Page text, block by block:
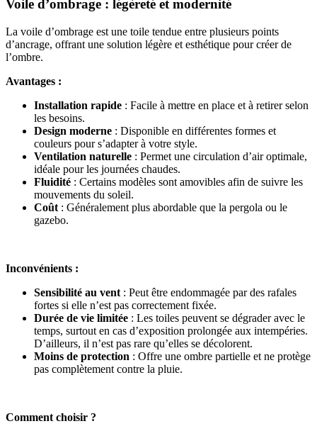
Voile d’ombrage : légèreté et modernité
La voile d’ombrage est une toile tendue entre plusieurs points
d’ancrage, offrant une solution légère et esthétique pour créer de
l’ombre.
Avantages :
Installation rapide : Facile à mettre en place et à retirer selon
les besoins.
Design moderne : Disponible en différentes formes et
couleurs pour s’adapter à votre style.
Ventilation naturelle : Permet une circulation d’air optimale,
idéale pour les journées chaudes.
Fluidité : Certains modèles sont amovibles afin de suivre les
mouvements du soleil.
Coût : Généralement plus abordable que la pergola ou le
gazebo.
Inconvénients :
Sensibilité au vent : Peut être endommagée par des rafales
fortes si elle n’est pas correctement fixée.
Durée de vie limitée : Les toiles peuvent se dégrader avec le
temps, surtout en cas d’exposition prolongée aux intempéries.
D’ailleurs, il n’est pas rare qu’elles se décolorent.
Moins de protection : Offre une ombre partielle et ne protège
pas complètement contre la pluie.
Comment choisir ?